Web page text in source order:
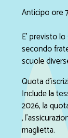
Anticipo ore
E' previsto
secondo
scuole
Quota
Include la
2026, la
,
maglietta.​